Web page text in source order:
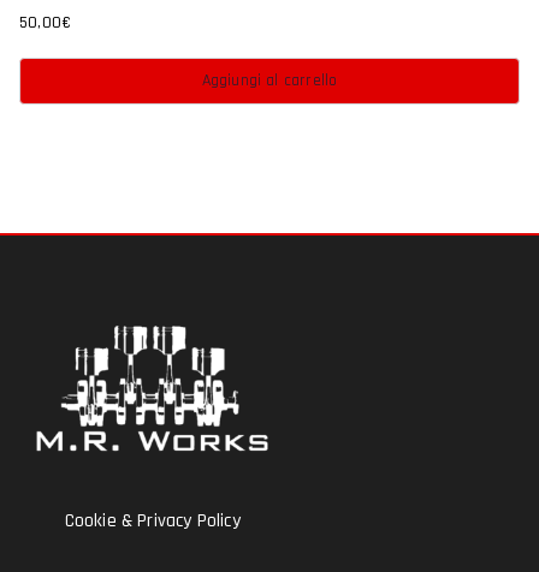
50,00€
Aggiungi al carrello
Cookie & Privacy Policy